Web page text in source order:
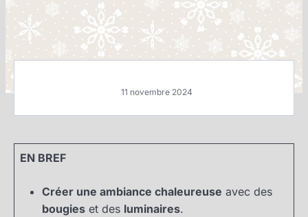
11 novembre 2024
EN BREF
Créer une ambiance chaleureuse avec des
bougies et des luminaires.